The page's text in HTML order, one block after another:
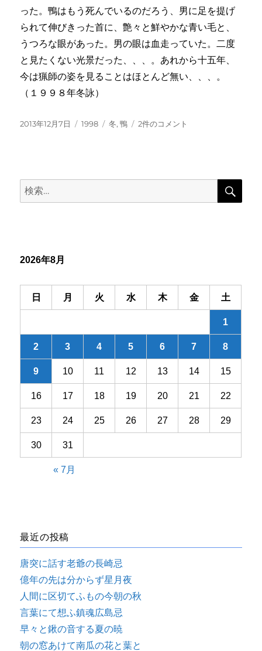
った。鴨はもう死んでいるのだろう、男に足を提げ
られて伸びきった首に、艶々と鮮やかな青い毛と、
うつろな眼があった。男の眼は血走っていた。二度
と見たくない光景だった、、、。あれから十五年、
今は猟師の姿を見ることはほとんど無い、、、。
（１９９８年冬詠）
投
2013年12月7日
カ
1998
タ
冬,鴨
鳥
提
へ
2件のコメント
検
索:
検
2026年8月
日 月 火 水 木 金 土
1
2 3 4 5 6 7 8
9 10 11 12 13 14 15
16 17 18 19 20 21 22
23 24 25 26 27 28 29
30 31
« 7月
最近の投稿
唐突に話す老爺の長崎忌
億年の先は分からず星月夜
人間に区切てふもの今朝の秋
言葉にて想ふ鎮魂広島忌
早々と鍬の音する夏の暁
朝の窓あけて南瓜の花と葉と